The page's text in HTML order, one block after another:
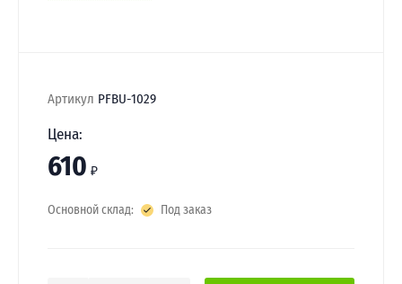
Артикул PFBU-1029
Цена:
610 ₽
Основной склад: Под заказ